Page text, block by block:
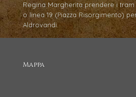
Regina Margherita prendere i tram
o linea 19 (Piazza Risorgimento)
Aldrovandi.
Mappa